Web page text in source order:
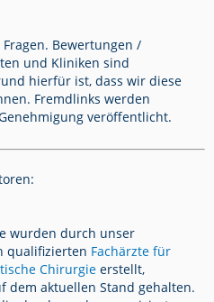
Bewertungen /
und Kliniken sind
hierfür ist, dass wir diese
Fremdlinks werden
veröffentlicht.
wurden durch unser
qualifizierten Fachärzte für
Chirurgie erstellt,
dem aktuellen Stand gehalten.